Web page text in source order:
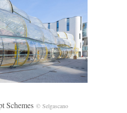
Schemes © Selgascano